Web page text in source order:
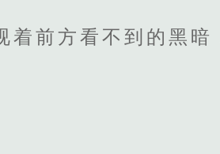
前方看不到的黑暗